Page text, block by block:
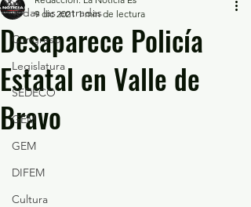
Todas las entradas
Congreso
Legislatura
SEDECO
GEM
GEM
DIFEM
Cultura
Desaparece Policía
Estatal en Valle de
Bravo
9 dic 2021 1 min de lectura